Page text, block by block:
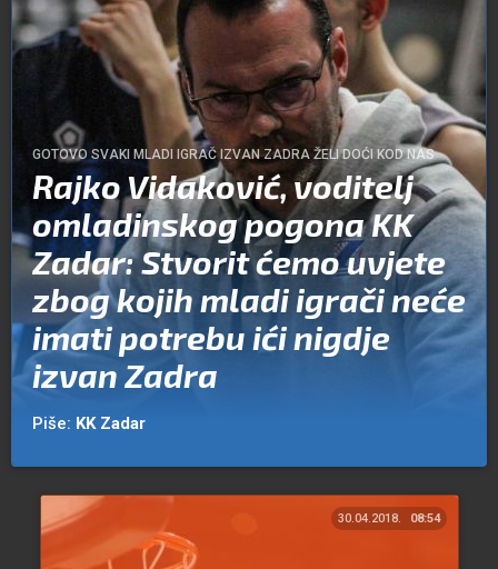
GOTOVO SVAKI MLADI IGRAČ IZVAN ZADRA ŽELI DOĆI KOD NAS
Rajko Vidaković, voditelj
omladinskog pogona KK
Zadar: Stvorit ćemo uvjete
zbog kojih mladi igrači neće
imati potrebu ići nigdje
izvan Zadra
Piše: KK Zadar
30.04.2018. 08:54